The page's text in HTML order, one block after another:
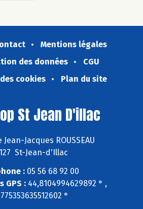
Mentions légales
des données
CGU
cookies
Plan du site
St Jean D'illac
Jacques ROUSSEAU
St-Jean-d'Illac
: 05 56 68 92 00
GPS : 44,8104994629892 ° ,
°